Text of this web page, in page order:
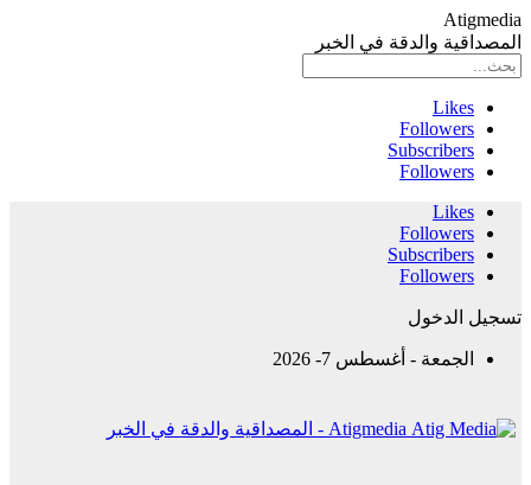
Atigmedia
المصداقية والدقة في الخبر
Likes
Followers
Subscribers
Followers
Likes
Followers
Subscribers
Followers
تسجيل الدخول
الجمعة - أغسطس 7- 2026
Atigmedia - المصداقية والدقة في الخبر